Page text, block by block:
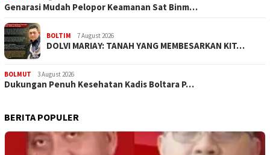
Genarasi Mudah Pelopor Keamanan Sat Binm…
BOLTIM 7 August 2026
DOLVI MARIAY: TANAH YANG MEMBESARKAN KIT…
BOLMUT 3 August 2026
Dukungan Penuh Kesehatan Kadis Boltara P…
BERITA POPULER